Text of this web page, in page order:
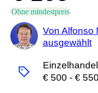
Ohne mindestpreis
Experte
Von Alfonso
ausgewählt
€ 500 - € 550